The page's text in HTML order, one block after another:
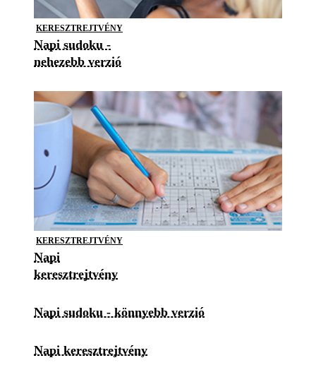
KERESZTREJTVÉNY
Napi sudoku -
nehezebb verzió
KERESZTREJTVÉNY
Napi
keresztrejtvény
Napi sudoku - könnyebb verzió
Napi keresztrejtvény